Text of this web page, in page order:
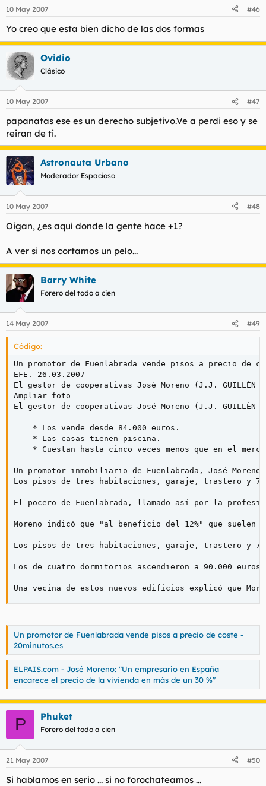
10 May 2007 #46
Yo creo que esta bien dicho de las dos formas
Ovidio
Clásico
10 May 2007 #47
papanatas ese es un derecho subjetivo.Ve a perdi eso y se
reiran de ti.
Astronauta Urbano
Moderador Espacioso
10 May 2007 #48
Oigan, ¿es aquí donde la gente hace +1?
A ver si nos cortamos un pelo...
Barry White
Forero del todo a cien
14 May 2007 #49
Código:
Un promotor de Fuenlabrada vende pisos a precio de
EFE. 26.03.2007
El gestor de cooperativas José Moreno (J.J. GUILLÉN
Ampliar foto
El gestor de cooperativas José Moreno (J.J. GUILLÉN
    * Los vende desde 84.000 euros.
    * Las casas tienen piscina.
* Cuestan hasta cinco veces menos que en el
Un promotor inmobiliario de Fuenlabrada, José
Los pisos de tres habitaciones, garaje, trastero y
El pocero de Fuenlabrada, llamado así por la
Moreno indicó que "al beneficio del 12%" que
Los pisos de tres habitaciones, garaje, trastero y
Los de cuatro dormitorios ascendieron a 90.000
Una vecina de estos nuevos edificios explicó que
Un promotor de Fuenlabrada vende pisos a precio de coste -
20minutos.es
ELPAIS.com - José Moreno: "Un empresario en España
encarece el precio de la vivienda en más de un 30 %"
P Phuket
Forero del todo a cien
21 May 2007 #50
Si hablamos en serio ... si no forochateamos ...